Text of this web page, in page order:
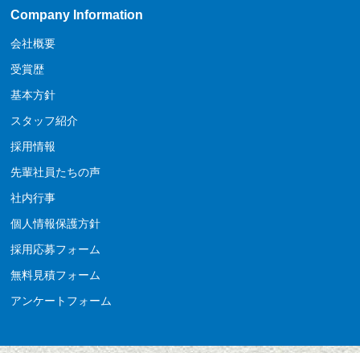
Company Information
会社概要
受賞歴
基本方針
スタッフ紹介
採用情報
先輩社員たちの声
社内行事
個人情報保護方針
採用応募フォーム
無料見積フォーム
アンケートフォーム